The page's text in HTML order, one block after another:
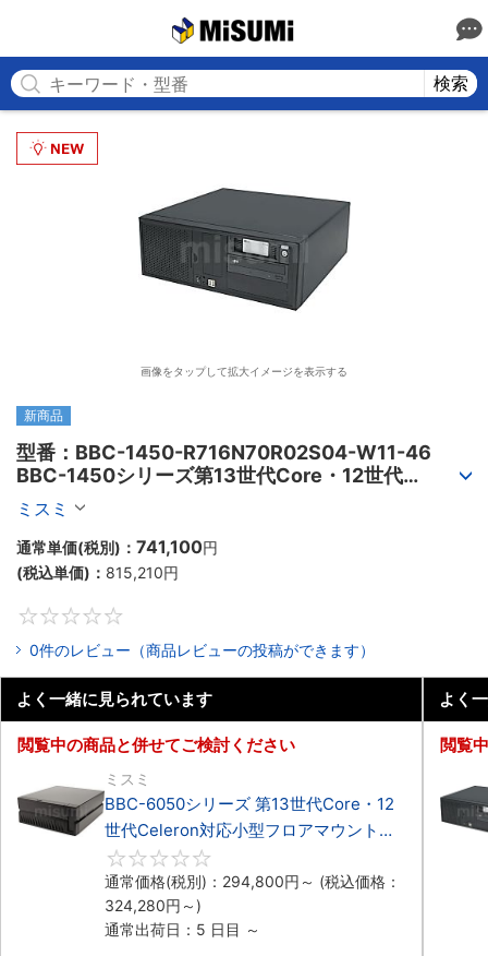
検索
画像をタップして拡大イメージを表示する
新商品
型番：BBC-1450-R716N70R02S04-W11-46
BBC-1450シリーズ第13世代Core・12世代
Celeron対応小型フロアマウント4PCIe
ミスミ
通常単価(税別)： 741,100円
(税込単価)： 815,210円
0件のレビュー（商品レビューの投稿ができます）
よく一緒に見られています
閲覧中の商品と併せてご検討ください
ミスミ
BBC-6050シリーズ 第13世代Core・12
世代Celeron対応小型フロアマウント
3PCIe
通常価格(税別)： 294,800円 ～ (税込価格：
324,280円 ～)
通常出荷日：5 日目 ～
よく
閲覧